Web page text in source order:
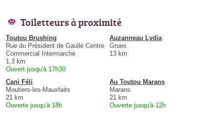
Toiletteurs à proximité
Toutou Brushing
Rue du Président de Gaulle Centre
Commercial Intermarché
1.3 km
Ouvert jusqu'à 17h30
Auzanneau Lydia
Grues
13 km
Cani Féli
Moutiers-les-Mauxfaits
21 km
Ouverte jusqu'à 18h
Au Toutou Marans
Marans
21 km
Ouverte jusqu'à 12h